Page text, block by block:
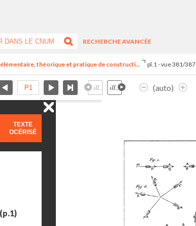
RECHERCHE AVANCÉE
théorique et pratique de constructi... pl.1 - vue 381/387
(auto)
TEXTE
OCÉRISÉ
(p.1)